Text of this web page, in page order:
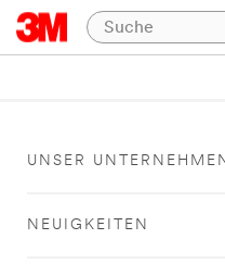
UNSER
NEUIGKEITEN